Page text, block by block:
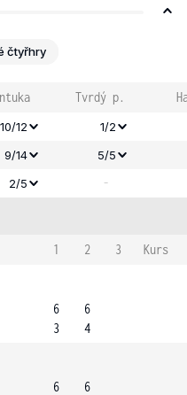
čtyřhry
Tvrdý p.
10/12
1/2
9/14
5/5
2/5 -
1 2 3
Kurs
6
3
6
4
6
6